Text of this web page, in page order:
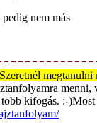
nem más
Szeretnél
kifogás. :-